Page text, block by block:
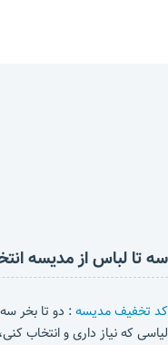
سه تا لباس از مدیسه
کد تخفیف مدیسه: دو تا بخر
لیاسی که نیاز داری و انتخاب